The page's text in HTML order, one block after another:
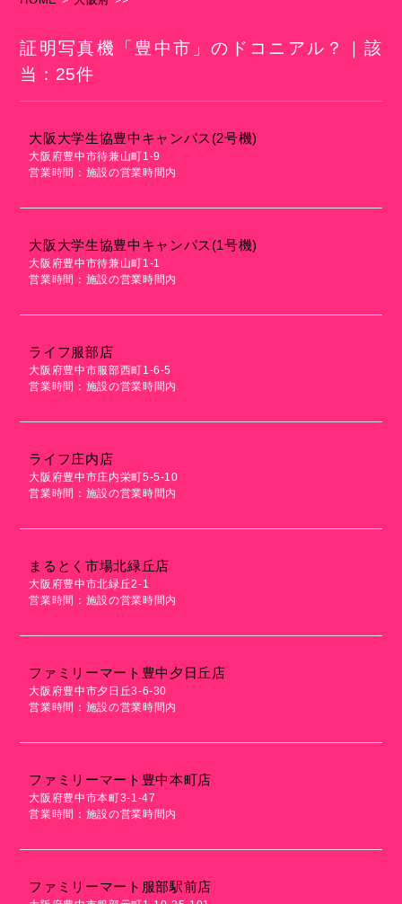
証明写真機「豊中市」のドコニアル？｜該
当：25件
大阪大学生協豊中キャンパス(2号機)
大阪府豊中市待兼山町1-9
営業時間：施設の営業時間内
大阪大学生協豊中キャンパス(1号機)
大阪府豊中市待兼山町1-1
営業時間：施設の営業時間内
ライフ服部店
大阪府豊中市服部西町1-6-5
営業時間：施設の営業時間内
ライフ庄内店
大阪府豊中市庄内栄町5-5-10
営業時間：施設の営業時間内
まるとく市場北緑丘店
大阪府豊中市北緑丘2-1
営業時間：施設の営業時間内
ファミリーマート豊中夕日丘店
大阪府豊中市夕日丘3-6-30
営業時間：施設の営業時間内
ファミリーマート豊中本町店
大阪府豊中市本町3-1-47
営業時間：施設の営業時間内
ファミリーマート服部駅前店